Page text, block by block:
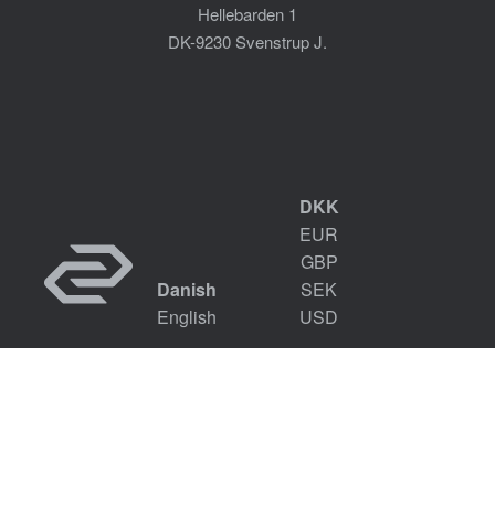
Hellebarden 1
DK-9230 Svenstrup J.
Danish
English
DKK
EUR
GBP
SEK
USD